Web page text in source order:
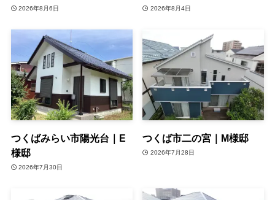
2026年8月6日 2026年8月4日
つくばみらい市陽光台｜E
様邸
2026年7月30日
つくば市二の宮｜M様邸
2026年7月28日